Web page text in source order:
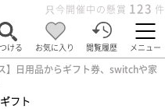
只今開催中の懸賞 123 件
ける お気に入り 閲覧履歴 メニュー
】日用品からギフト券、switchや家
フト